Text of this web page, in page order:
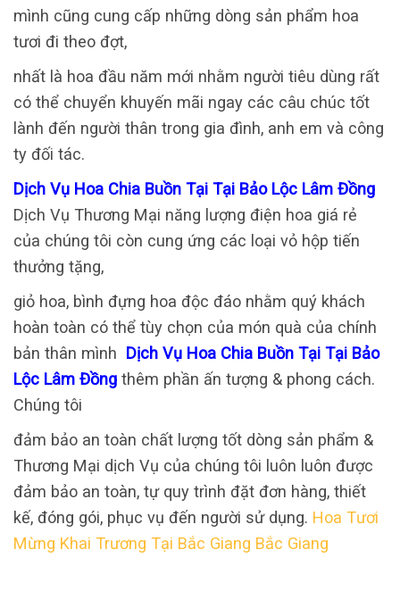
mình cũng cung cấp những dòng sản phẩm hoa
tươi đi theo đợt,
nhất là hoa đầu năm mới nhằm người tiêu dùng rất
có thể chuyển khuyến mãi ngay các câu chúc tốt
lành đến người thân trong gia đình, anh em và công
ty đối tác.
Dịch Vụ Hoa Chia Buồn Tại Tại Bảo Lộc Lâm Đồng
Dịch Vụ Thương Mại năng lượng điện hoa giá rẻ
của chúng tôi còn cung ứng các loại vỏ hộp tiến
thưởng tặng,
giỏ hoa, bình đựng hoa độc đáo nhằm quý khách
hoàn toàn có thể tùy chọn của món quà của chính
bản thân mình Dịch Vụ Hoa Chia Buồn Tại Tại Bảo
Lộc Lâm Đồng thêm phần ấn tượng & phong cách.
Chúng tôi
đảm bảo an toàn chất lượng tốt dòng sản phẩm &
Thương Mại dịch Vụ của chúng tôi luôn luôn được
đảm bảo an toàn, tự quy trình đặt đơn hàng, thiết
kế, đóng gói, phục vụ đến người sử dụng. Hoa Tươi
Mừng Khai Trương Tại Bắc Giang Bắc Giang